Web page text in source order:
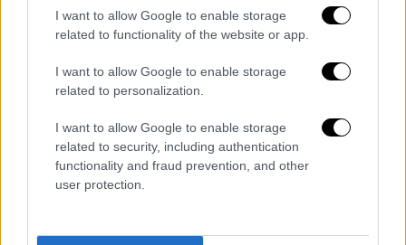
I want to allow Google to enable storage
related to functionality of the website or app.
I want to allow Google to enable storage
related to personalization.
I want to allow Google to enable storage
related to security, including authentication
functionality and fraud prevention, and other
user protection.